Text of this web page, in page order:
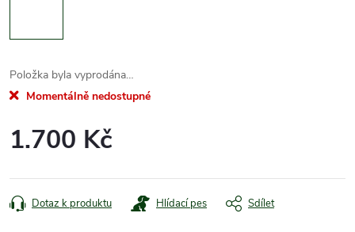
Položka byla vyprodána…
Momentálně nedostupné
1.700 Kč
cena:
Dotaz k produktu Hlídací pes Sdílet